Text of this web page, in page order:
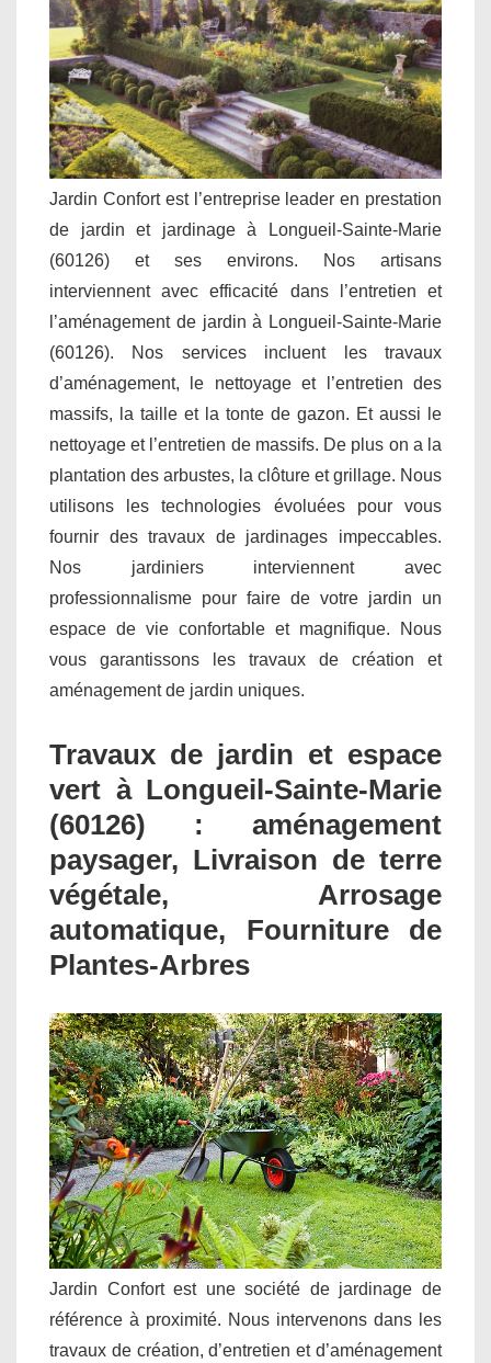
Jardin Confort est l’entreprise leader en prestation
de jardin et jardinage à Longueil-Sainte-Marie
(60126) et ses environs. Nos artisans
interviennent avec efficacité dans l’entretien et
l’aménagement de jardin à Longueil-Sainte-Marie
(60126). Nos services incluent les travaux
d’aménagement, le nettoyage et l’entretien des
massifs, la taille et la tonte de gazon. Et aussi le
nettoyage et l’entretien de massifs. De plus on a la
plantation des arbustes, la clôture et grillage. Nous
utilisons les technologies évoluées pour vous
fournir des travaux de jardinages impeccables.
Nos jardiniers interviennent avec
professionnalisme pour faire de votre jardin un
espace de vie confortable et magnifique. Nous
vous garantissons les travaux de création et
aménagement de jardin uniques.
Travaux de jardin et espace
vert à Longueil-Sainte-Marie
(60126) : aménagement
paysager, Livraison de terre
végétale, Arrosage
automatique, Fourniture de
Plantes-Arbres
Jardin Confort est une société de jardinage de
référence à proximité. Nous intervenons dans les
travaux de création, d’entretien et d’aménagement